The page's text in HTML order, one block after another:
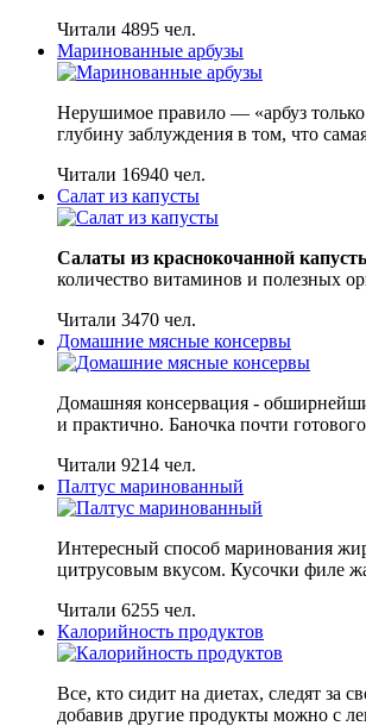
Читали 4895 чел.
Маринованные арбузы
Нерушимое правило — «арбуз только
глубину заблуждения в том, что
Читали 16940 чел.
Салат из капусты
Салаты из краснокочанной
количество витаминов и полезных
Читали 3470 чел.
Домашние мясные консервы
Домашняя консервация -
и практично. Баночка почти
Читали 9214 чел.
Палтус маринованный
Интересный способ маринования
цитрусовым вкусом. Кусочки филе
Читали 6255 чел.
Калорийность продуктов
Все, кто сидит на диетах, следят за
добавив другие продукты можно с